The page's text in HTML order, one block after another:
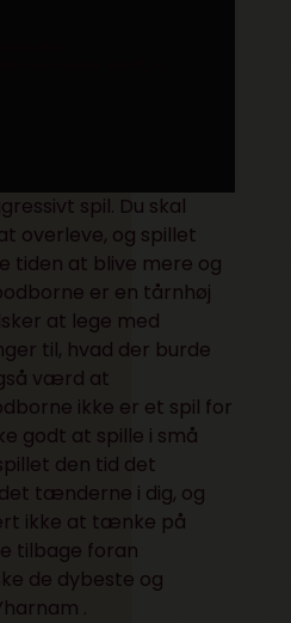
spil. Du skal
overleve, og spillet
tiden at blive mere og
er en tårnhøj
at lege med
til, hvad der burde
værd at
ikke er et spil for
godt at spille i små
den tid det
tænderne i dig, og
ikke at tænke på
tilbage foran
de dybeste og
.